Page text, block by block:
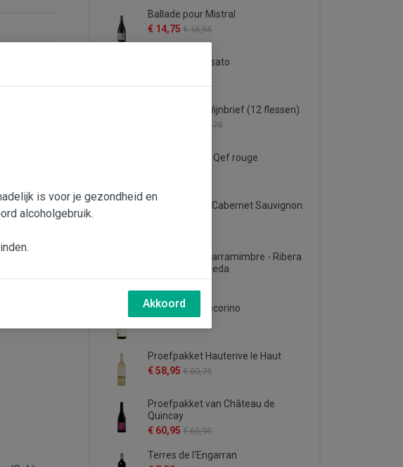
Ballade pour Mistral
€ 14,75 € 16,95
Il Feuduccio rosato
Proefpakket Wijnbrief (12 flessen)
€ 132,75
Famille Quiot - Qef rouge
Bruno Andreu Cabernet Sauvignon
Proefpakket Carramimbre - Ribera
del Duero & Rueda
Il Feuduccio Pecorino
Proefpakket Hauterive le Haut
€ 58,95 € 60,75
Proefpakket van Château de
Quincay
€ 60,95 € 65,95
Terres de l'Engarran
is voor je gezondheid en
alcoholgebruik.
Akkoord